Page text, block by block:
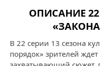
ОПИСАНИЕ
В 22 серии 13 сезона
порядок» зрителей